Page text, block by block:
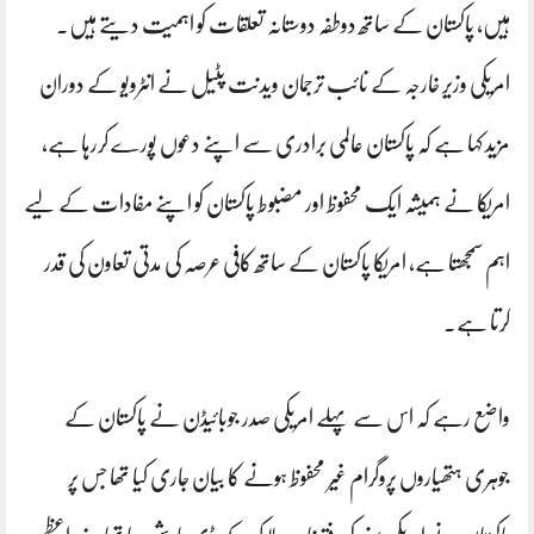
ہیں، پاکستان کے ساتھ دوطفہ دوستانہ تعلقات کو اہمیت دیتے ہیں۔
امریکی وزیر خارجہ کے نائب ترجمان ویدنت پٹیل نے انٹرویو کے دوران
مزید کہا ہے کہ پاکستان عالمی برادری سے اپنے دعوں پورے کررہا ہے،
امریکا نے ہمیشہ ایک محفوظ اور مضبوط پاکستان کو اپنے مفادات کے لیے
اہم سمجھتا ہے، امریکا پاکستان کے ساتھ کافی عرصہ کی مدتی تعاون کی قدر
کرتا ہے۔
واضع رہے کہ اس سے پہلے امریکی صدر جوبائیڈن نے پاکستان کے
جوہری ہتھیاروں پروگرام غیر محفوظ ہونے کا بیان جاری کیا تھا جس پر